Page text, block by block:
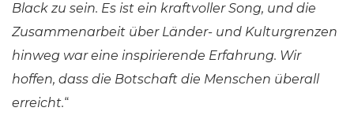
Black zu sein. Es ist ein kraftvoller Song, und die
Zusammenarbeit über Länder- und Kulturgrenzen
hinweg war eine inspirierende Erfahrung. Wir
hoffen, dass die Botschaft die Menschen überall
erreicht.“